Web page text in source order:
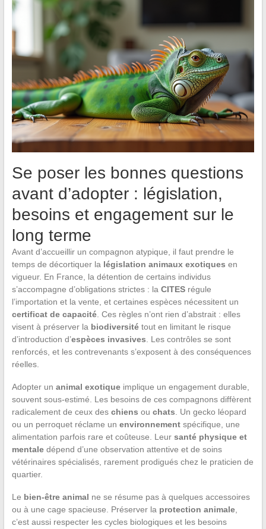
Se poser les bonnes questions
avant d’adopter : législation,
besoins et engagement sur le
long terme
Avant d’accueillir un compagnon atypique, il faut prendre le
temps de décortiquer la législation animaux exotiques en
vigueur. En France, la détention de certains individus
s’accompagne d’obligations strictes : la CITESrégule
l’importation et la vente, et certaines espèces nécessitent un
certificat de capacité. Ces règles n’ont rien d’abstrait : elles
visent à préserver la biodiversitétout en limitant le risque
d’introduction d’espèces invasives . Les contrôles se sont
renforcés, et les contrevenants s’exposent à des conséquences
réelles.
Adopter un animal exotiqueimplique un engagement durable,
souvent sous-estimé. Les besoins de ces compagnons diffèrent
radicalement de ceux des chiens ou chats . Un gecko léopard
ou un perroquet réclame un environnementspécifique, une
alimentation parfois rare et coûteuse. Leur santé physique et
mentaledépend d’une observation attentive et de soins
vétérinaires spécialisés, rarement prodigués chez le praticien de
quartier.
Le bien-être animal ne se résume pas à quelques accessoires
ou à une cage spacieuse. Préserver la protection animale,
c’est aussi respecter les cycles biologiques et les besoins